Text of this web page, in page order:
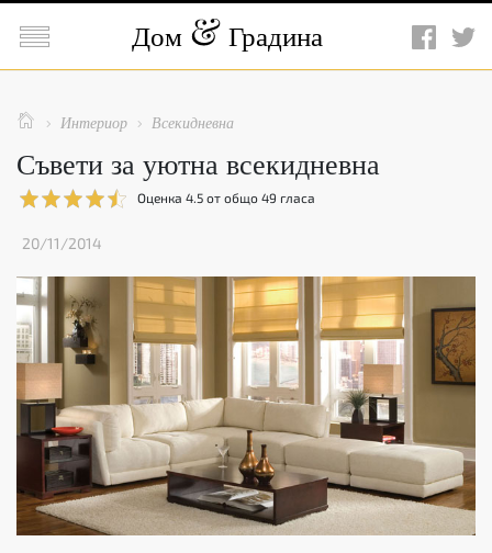
 Дом Градина
  Интериор  Всекидневна
Съвети за уютна всекидневна
Оценка 4.5 от общо 49 гласа
20/11/2014